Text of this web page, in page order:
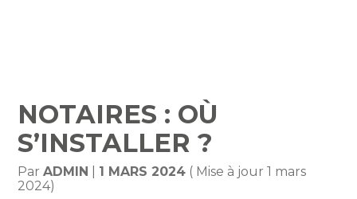
NOTAIRES : OÙ
S’INSTALLER ?
ParADMIN 1 MARS 2024 ( Mise à jour 1 mars
2024)